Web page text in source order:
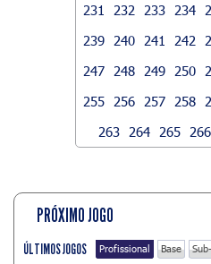
231
232 233 234
239
240 241 242
247
248 249 250
255
256 257 258
263
264 265 266
PRÓXIMO JOGO
ÚLTIMOS JOGOS Profissional Base